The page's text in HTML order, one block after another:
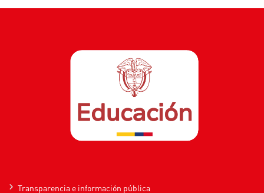
Transparencia e información pública